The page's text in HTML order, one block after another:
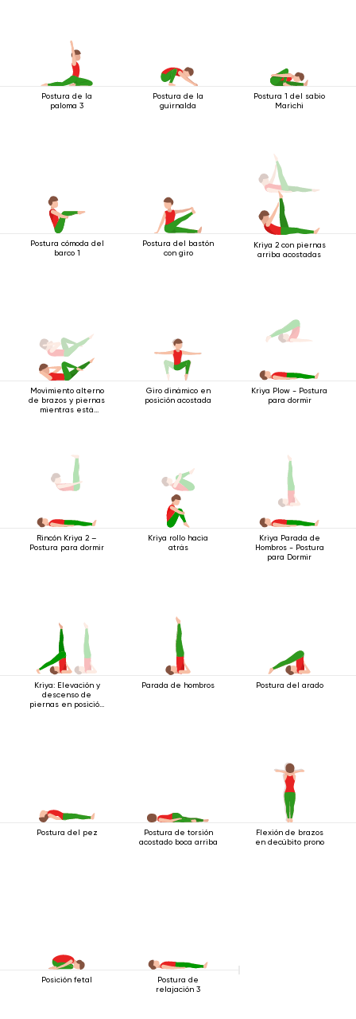
Postura de la
paloma 3
Postura de la
guirnalda
Postura 1 del sabio
Marichi
Postura cómoda del
barco 1
Postura del bastón
con giro
Kriya 2 con piernas
arriba acostadas
Movimiento alterno
de brazos y piernas
mientras está
Giro dinámico en
posición acostada
Kriya Plow - Postura
para dormir
Rincón Kriya 2 –
Postura para dormir
Kriya rollo hacia
atrás
Kriya Parada de
Hombros - Postura
para Dormir
Kriya: Elevación y
descenso de
piernas en posición
Parada de hombros Postura del arado
Postura del pez
Postura de torsión
acostado boca arriba
Flexión de brazos
en decúbito prono
Posición fetal
Postura de
relajación 3